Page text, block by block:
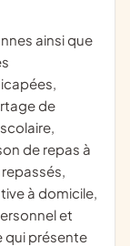
de
de repas à
à domicile,
et
présente